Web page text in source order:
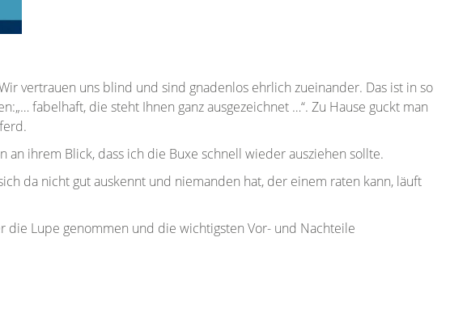
vertrauen uns blind und sind gnadenlos ehrlich zueinander. Das ist in so
fabelhaft, die steht Ihnen ganz ausgezeichnet …“. Zu Hause guckt man
ihrem Blick, dass ich die Buxe schnell wieder ausziehen sollte.
da nicht gut auskennt und niemanden hat, der einem raten kann, läuft
Lupe genommen und die wichtigsten Vor- und Nachteile